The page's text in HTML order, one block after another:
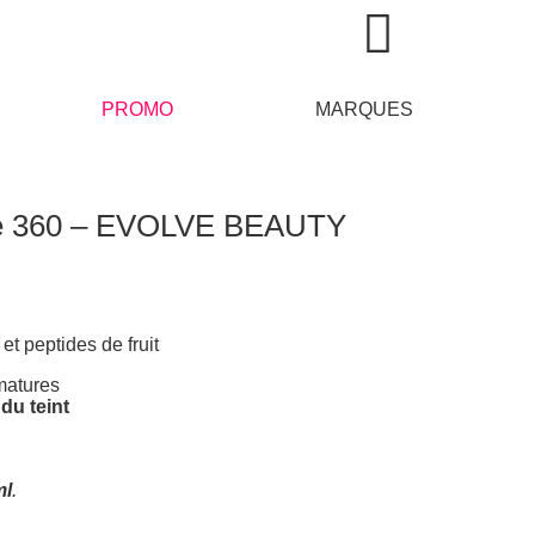
PROMO MARQUES
– EVOLVE BEAUTY
et peptides de fruit
du teint
.